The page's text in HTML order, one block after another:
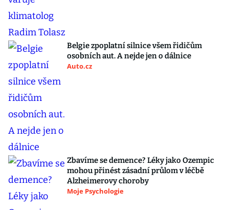
Belgie zpoplatní silnice všem řidičům
osobních aut. A nejde jen o dálnice
Auto.cz
Zbavíme se demence? Léky jako Ozempic
mohou přinést zásadní průlom v léčbě
Alzheimerovy choroby
Moje Psychologie